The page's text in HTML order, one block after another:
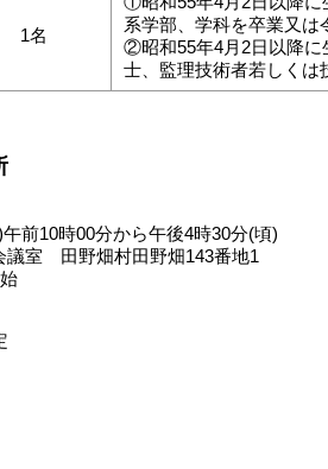
1名
系学部、学科を卒業又は
②昭和55年4月2日以降に
士、監理技術者若しくは
前10時00分から午後4時30分(頃)
議室 田野畑村田野畑143番地1